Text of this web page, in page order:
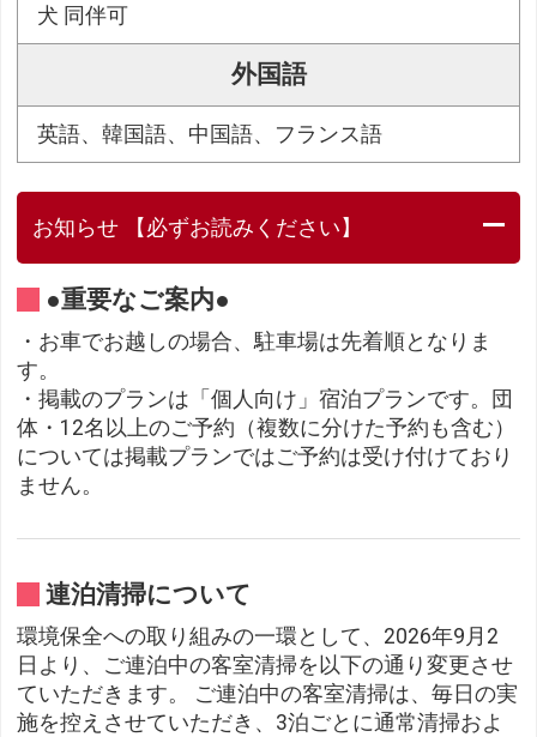
犬 同伴可
外国語
英語、韓国語、中国語、フランス語
お知らせ 【必ずお読みください】
●重要なご案内●
・お車でお越しの場合、駐車場は先着順となりま
す。
・掲載のプランは「個人向け」宿泊プランです。団
体・12名以上のご予約（複数に分けた予約も含む）
については掲載プランではご予約は受け付けており
ません。
連泊清掃について
環境保全への取り組みの一環として、2026年9月2
日より、ご連泊中の客室清掃を以下の通り変更させ
ていただきます。 ご連泊中の客室清掃は、毎日の実
施を控えさせていただき、3泊ごとに通常清掃およ